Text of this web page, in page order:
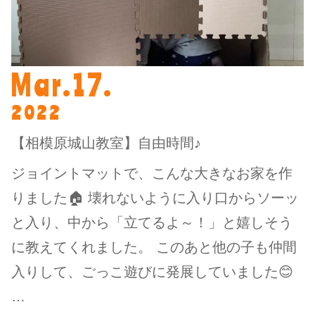
Mar.17.
2022
【相模原城山教室】自由時間♪
ジョイントマットで、こんな大きなお家を作
りました🏠 壊れないように入り口からソーッ
と入り、中から「立てるよ～！」と嬉しそう
に教えてくれました。 このあと他の子も仲間
入りして、ごっこ遊びに発展していました😊
…